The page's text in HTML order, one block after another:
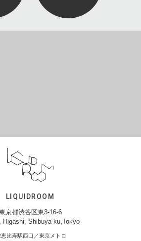
LIQUIDROOM
京都渋谷区東3-16-6
Higashi, Shibuya-ku,Tokyo
比寿駅西口／東京メトロ